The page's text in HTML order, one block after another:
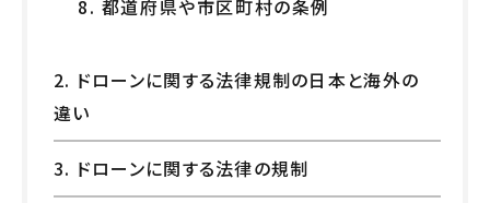
8. 都道府県や市区町村の条例
2. ドローンに関する法律規制の日本と海外の
違い
3. ドローンに関する法律の規制